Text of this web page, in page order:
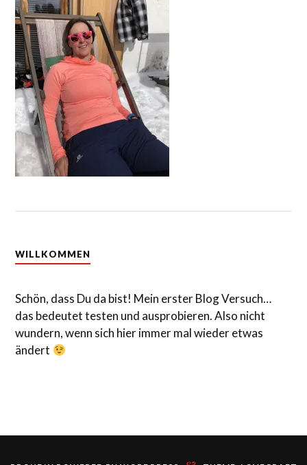
WILLKOMMEN
Schön, dass Du da bist! Mein erster Blog Versuch…
das bedeutet testen und ausprobieren. Also nicht
wundern, wenn sich hier immer mal wieder etwas
ändert